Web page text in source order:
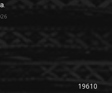
19610